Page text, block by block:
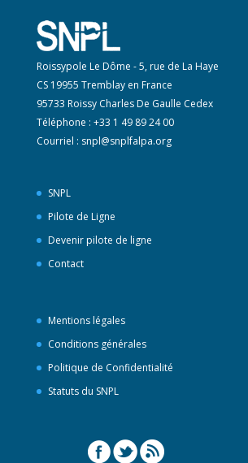
Roissypole Le Dôme - 5, rue de La Haye
CS 19955 Tremblay en France
95733 Roissy Charles De Gaulle Cedex
Téléphone : +33 1 49 89 24 00
Courriel : snpl@snplfalpa.org
SNPL
Pilote de Ligne
Devenir pilote de ligne
Contact
Mentions légales
Conditions générales
Politique de Confidentialité
Statuts du SNPL